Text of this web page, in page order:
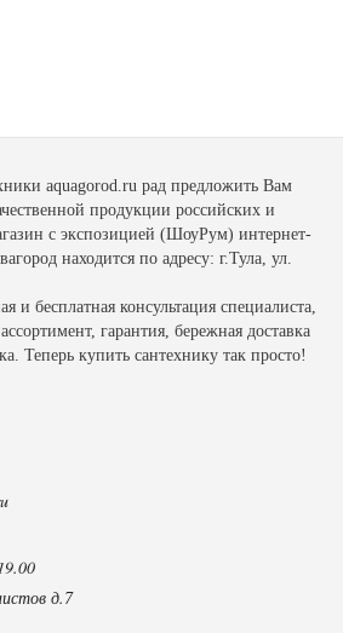
aquagorod.ru рад предложить Вам
продукции российских и
с экспозицией (ШоуРум) интернет-
находится по адресу: г.Тула, ул.
и бесплатная консультация специалиста,
гарантия, бережная доставка
Теперь купить сантехнику так просто!
д.7